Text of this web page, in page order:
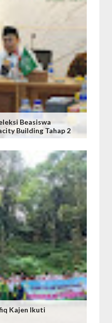
Beasiswa
Building Tahap 2
Kajen Ikuti